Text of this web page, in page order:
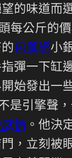
的味道
每公斤的
包養網小
彈一下
始發出
引擎聲
情 。他決
，立刻